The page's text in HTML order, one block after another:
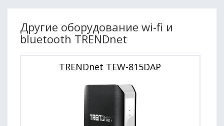
Другие оборудование wi-fi и
bluetooth TRENDnet
TRENDnet TEW-815DAP